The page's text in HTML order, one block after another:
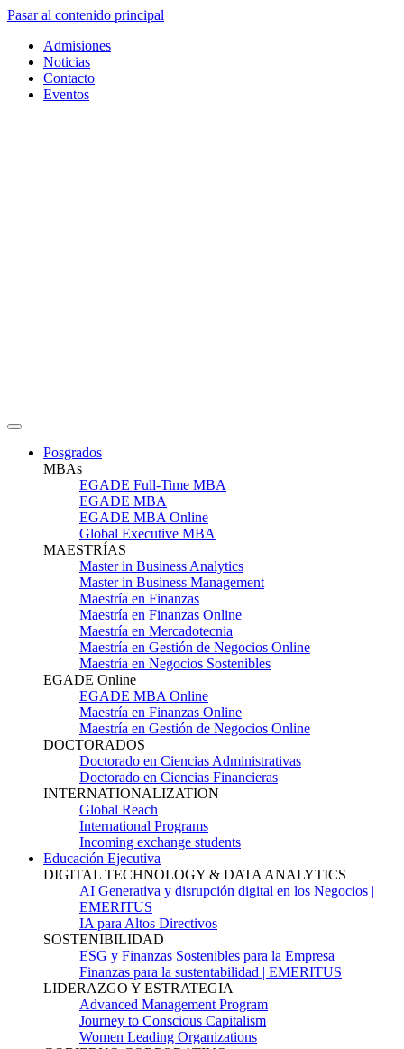
Pasar al contenido principal
Admisiones
Noticias
Contacto
Eventos
Posgrados
MBAs
EGADE Full-Time MBA
EGADE MBA
EGADE MBA Online
Global Executive MBA
MAESTRÍAS
Master in Business Analytics
Master in Business Management
Maestría en Finanzas
Maestría en Finanzas Online
Maestría en Mercadotecnia
Maestría en Gestión de Negocios Online
Maestría en Negocios Sostenibles
EGADE Online
EGADE MBA Online
Maestría en Finanzas Online
Maestría en Gestión de Negocios Online
DOCTORADOS
Doctorado en Ciencias Administrativas
Doctorado en Ciencias Financieras
INTERNATIONALIZATION
Global Reach
International Programs
Incoming exchange students
Educación Ejecutiva
DIGITAL TECHNOLOGY & DATA ANALYTICS
AI Generativa y disrupción digital en los Negocios |
EMERITUS
IA para Altos Directivos
SOSTENIBILIDAD
ESG y Finanzas Sostenibles para la Empresa
Finanzas para la sustentabilidad | EMERITUS
LIDERAZGO Y ESTRATEGIA
Advanced Management Program
Journey to Conscious Capitalism
Women Leading Organizations